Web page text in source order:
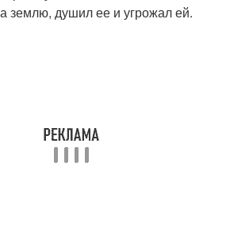
землю, душил ее и угрожал ей.